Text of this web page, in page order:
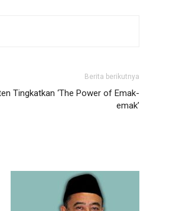
Berita berikutnya
Tingkatkan ‘The Power of Emak-
emak’